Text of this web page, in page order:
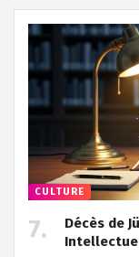
CULTURE
Décès de